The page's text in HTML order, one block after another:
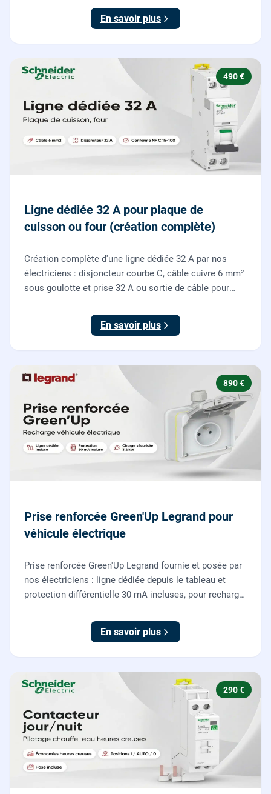
boutons poussoirs.
En savoir plus
490 €
Ligne dédiée 32 A pour plaque de
cuisson ou four (création complète)
Création complète d'une ligne dédiée 32 A par nos
électriciens : disjoncteur courbe C, câble cuivre 6 mm²
sous goulotte et prise 32 A ou sortie de câble pour
En savoir plus
890 €
Prise renforcée Green'Up Legrand pour
véhicule électrique
Prise renforcée Green'Up Legrand fournie et posée par
nos électriciens : ligne dédiée depuis le tableau et
protection différentielle 30 mA incluses, pour recharger
En savoir plus
290 €